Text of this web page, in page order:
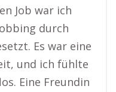
Job war ich
durch
Es war eine
und ich fühlte
Eine Freundin